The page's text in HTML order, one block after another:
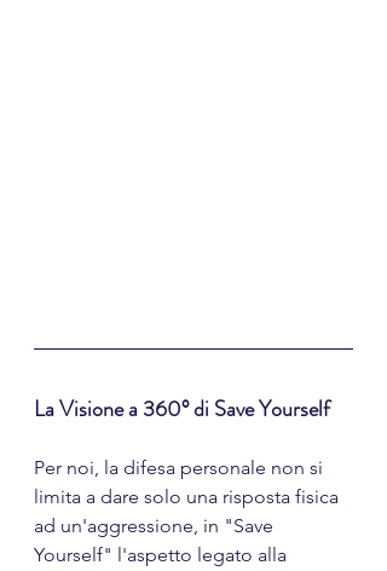
La Visione a 360° di Save Yourself
Per noi, la difesa personale non si
limita a dare solo una risposta fisica
ad un'aggressione, in "Save
Yourself" l'aspetto legato alla